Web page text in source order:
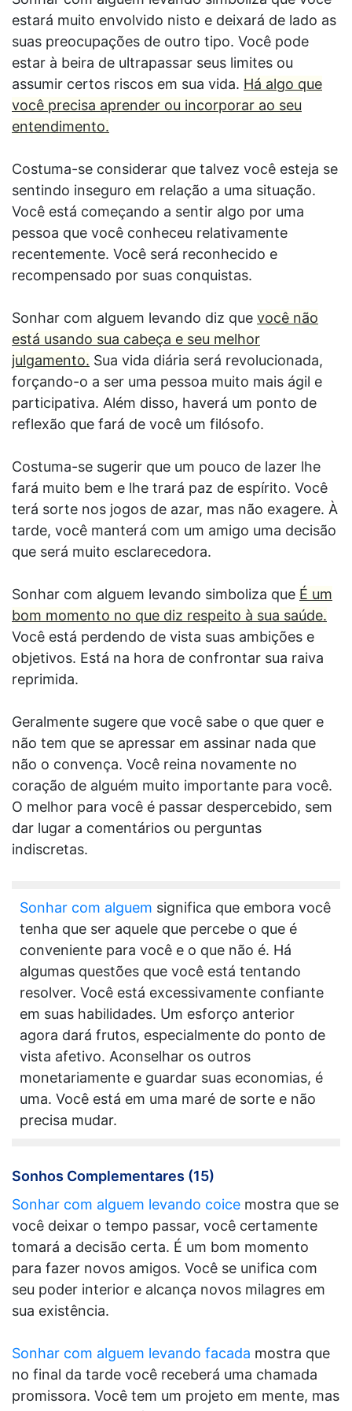
estará muito envolvido nisto e deixará de lado as
suas preocupações de outro tipo. Você pode
estar à beira de ultrapassar seus limites ou
assumir certos riscos em sua vida. Há algo que
você precisa aprender ou incorporar ao seu
entendimento.
Costuma-se considerar que talvez você esteja se
sentindo inseguro em relação a uma situação.
Você está começando a sentir algo por uma
pessoa que você conheceu relativamente
recentemente. Você será reconhecido e
recompensado por suas conquistas.
Sonhar com alguem levando diz que você não
está usando sua cabeça e seu melhor
julgamento. Sua vida diária será revolucionada,
forçando-o a ser uma pessoa muito mais ágil e
participativa. Além disso, haverá um ponto de
reflexão que fará de você um filósofo.
Costuma-se sugerir que um pouco de lazer lhe
fará muito bem e lhe trará paz de espírito. Você
terá sorte nos jogos de azar, mas não exagere. À
tarde, você manterá com um amigo uma decisão
que será muito esclarecedora.
Sonhar com alguem levando simboliza que É um
bom momento no que diz respeito à sua saúde.
Você está perdendo de vista suas ambições e
objetivos. Está na hora de confrontar sua raiva
reprimida.
Geralmente sugere que você sabe o que quer e
não tem que se apressar em assinar nada que
não o convença. Você reina novamente no
coração de alguém muito importante para você.
O melhor para você é passar despercebido, sem
dar lugar a comentários ou perguntas
indiscretas.
Sonhar com alguem significa que embora você
tenha que ser aquele que percebe o que é
conveniente para você e o que não é. Há
algumas questões que você está tentando
resolver. Você está excessivamente confiante
em suas habilidades. Um esforço anterior
agora dará frutos, especialmente do ponto de
vista afetivo. Aconselhar os outros
monetariamente e guardar suas economias, é
uma. Você está em uma maré de sorte e não
precisa mudar.
Sonhos Complementares (15)
Sonhar com alguem levando coice mostra que se
você deixar o tempo passar, você certamente
tomará a decisão certa. É um bom momento
para fazer novos amigos. Você se unifica com
seu poder interior e alcança novos milagres em
sua existência.
Sonhar com alguem levando facada mostra que
no final da tarde você receberá uma chamada
promissora. Você tem um projeto em mente, mas